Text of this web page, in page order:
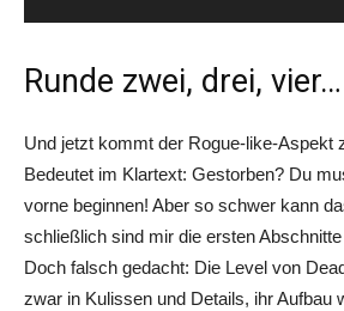
Runde zwei, drei, vier…
Und jetzt kommt der Rogue-like-Aspekt
Bedeutet im Klartext: Gestorben? Du
vorne beginnen! Aber so schwer kann
schließlich sind mir die ersten
Doch falsch gedacht: Die Level von
zwar in Kulissen und Details, ihr Aufbau